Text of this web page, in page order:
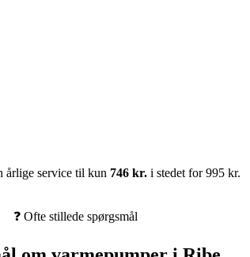
årlige service til kun 746 kr. i stedet for 995 kr.
❓ Ofte stillede spørgsmål